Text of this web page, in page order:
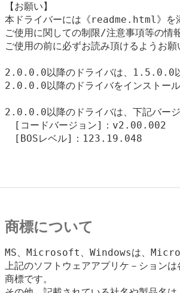
【お願い】
本ドライバーには《readme.html》を
ご使用に関しての制限/注意事項等の情
ご使用の前に必ずお読み頂けるようお願
2.0.0.0以降のドライバは、1.5.0.0以
2.0.0.0以降のドライバをインストー
2.0.0.0以降のドライバは、下記バー
[コードバージョン]：v2.00.002
[BOSレベル]：123.19.048
商標について
MS、Microsoft、Windowsは、
上記のソフトウェアアプリケ－ション
商標です。